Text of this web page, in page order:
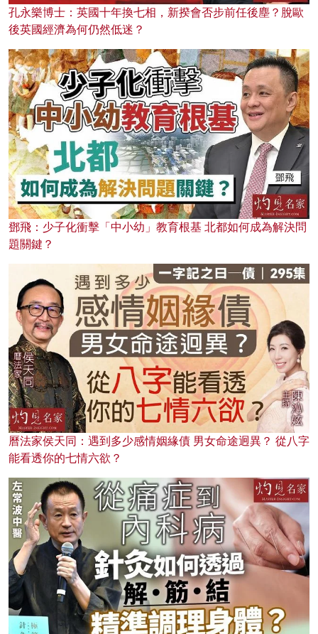
孔永樂博士：英國十年換七相，新揆會否步前任後塵？脫歐
後英國經濟為何仍然低迷？
鄧飛：少子化衝擊「中小幼」教育根基 北都如何成為解決問
題關鍵？
曆法家侯天同：遇到多少感情姻緣債 男女命途迥異？ 從八字
能看透你的七情六欲？